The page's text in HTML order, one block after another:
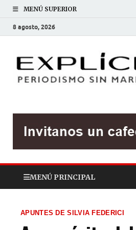
MENÚ SUPERIOR
8 agosto, 2026
MENÚ PRINCIPAL
APUNTES DE SILVIA FEDERICI